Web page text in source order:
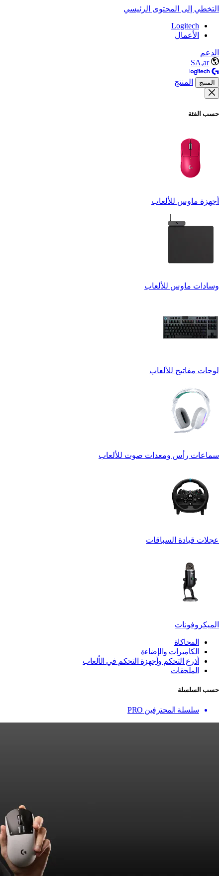
التخطي إلى المحتوى الرئيسي
Logitech
الأعمال
الدعم
SA,ar
المنتج المنتج
حسب الفئة
أجهزة ماوس للألعاب
وسادات ماوس للألعاب
لوحات مفاتيح للألعاب
سماعات رأس ومعدات صوت للألعاب
عجلات قيادة السباقات
الميكروفونات
المحاكاة
الكاميرات والإضاءة
أذرع التحكم وأجهزة التحكم في الألعاب
الملحقات
حسب السلسلة
سلسلة المحترفين PRO